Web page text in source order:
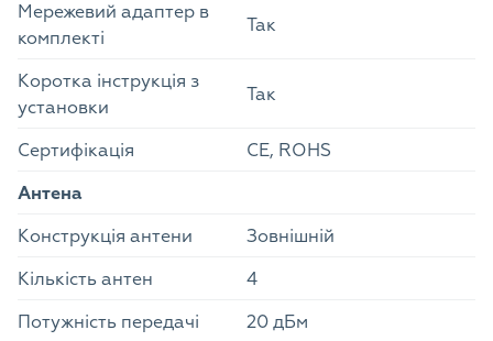
Мережевий адаптер в
комплекті
Так
Коротка інструкція з
установки
Так
Сертифікація
CE, ROHS
Антена
Конструкція антени
Зовнішній
Кількість антен
4
Потужність передачі
20 дБм